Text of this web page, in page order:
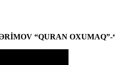
“QURAN OXUMAQ”-